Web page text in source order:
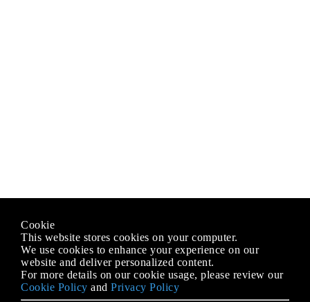
Cookie
This website stores cookies on your computer.
We use cookies to enhance your experience on our
website and deliver personalized content.
For more details on our cookie usage, please review our
Cookie Policy and Privacy Policy